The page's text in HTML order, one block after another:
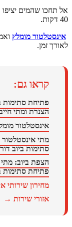
יציפו את
מומלץואמין,
גם:
סתימות ביוב: למה
ומתי חייבים
מומלץ
אינסטלטור יכול
ביוב דורשת
ביוב: מתי להזמין
סתימות ביוב
שירותי
שירות →